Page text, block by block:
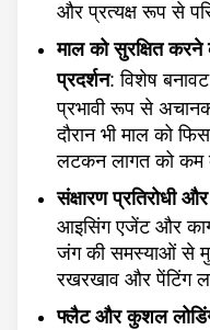
और प्रत्यक्ष रूप से
माल को सुरक्षित करने
प्रदर्शन: विशेष
प्रभावी रूप से
दौरान भी माल को
लटकन लागत को कम
संक्षारण प्रतिरोधी
आइसिंग एजेंट और
जंग की समस्याओं से
रखरखाव और पेंटिंग
फ्लैट और कुशल